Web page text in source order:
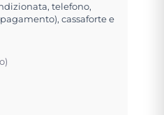
telefono,
cassaforte e